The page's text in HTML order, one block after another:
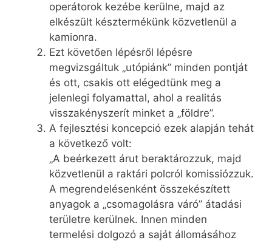
operátorok kezébe kerülne, majd az
elkészült késztermékünk közvetlenül a
kamionra.
Ezt követően lépésről lépésre
megvizsgáltuk „utópiánk” minden pontját
és ott, csakis ott elégedtünk meg a
jelenlegi folyamattal, ahol a realitás
visszakényszerít minket a „földre”.
A fejlesztési koncepció ezek alapján tehát
a következő volt:
„A beérkezett árut beraktározzuk, majd
közvetlenül a raktári polcról komissiózzuk.
A megrendelésenként összekészített
anyagok a „csomagolásra váró” átadási
területre kerülnek. Innen minden
termelési dolgozó a saját állomásához